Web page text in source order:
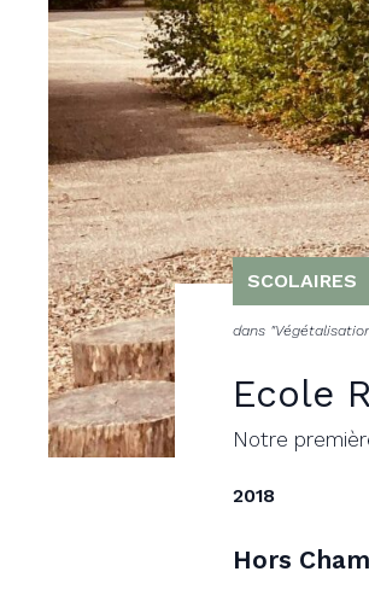
SCOLAIRES
dans
Ecole
Notre
2018
Hors